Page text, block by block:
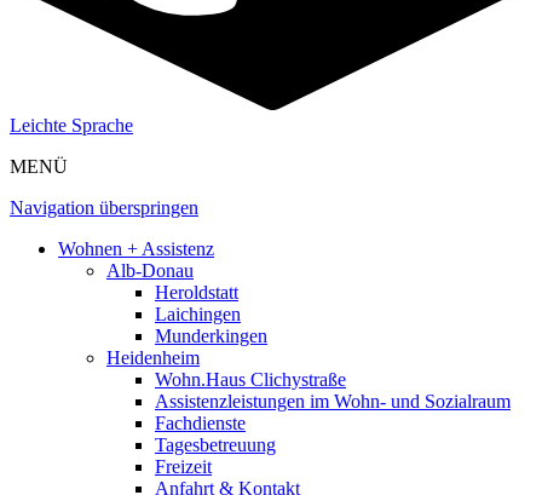
Leichte Sprache
MENÜ
Navigation überspringen
Wohnen + Assistenz
Alb-Donau
Heroldstatt
Laichingen
Munderkingen
Heidenheim
Wohn.Haus Clichystraße
Assistenzleistungen im Wohn- und Sozialraum
Fachdienste
Tagesbetreuung
Freizeit
Anfahrt & Kontakt